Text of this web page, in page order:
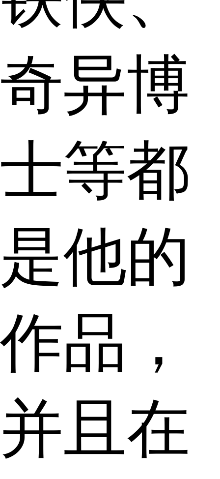
奇异博
士等都
是他的
作品，
并且在